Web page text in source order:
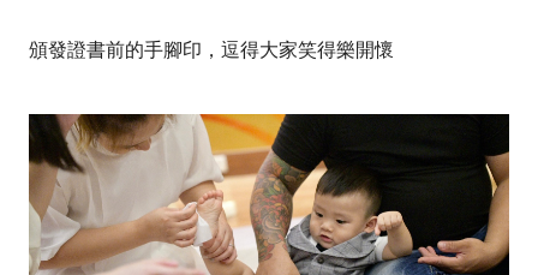
頒發證書前的手腳印，逗得大家笑得樂開懷